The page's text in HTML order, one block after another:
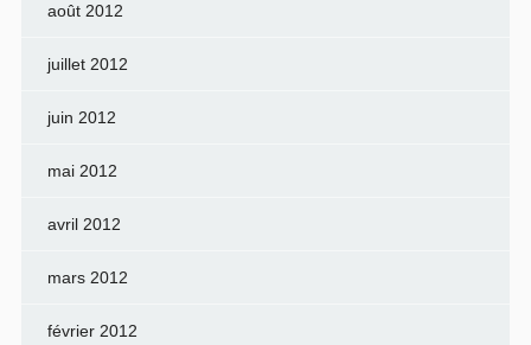
août 2012
juillet 2012
juin 2012
mai 2012
avril 2012
mars 2012
février 2012